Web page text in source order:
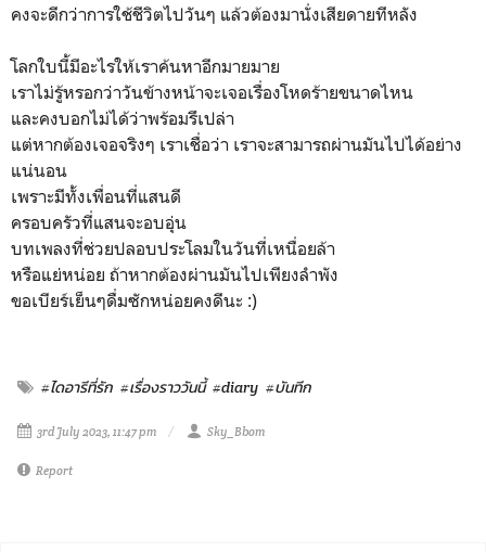
คงจะดีกว่าการใช้ชีวิตไปวันๆ แล้วต้องมานั่งเสียดายทีหลัง
โลกใบนี้มีอะไรให้เราค้นหาอีกมายมาย
เราไม่รู้หรอกว่าวันข้างหน้าจะเจอเรื่องโหดร้ายขนาดไหน
และคงบอกไม่ได้ว่าพร้อมรึเปล่า
แต่หากต้องเจอจริงๆ เราเชื่อว่า เราจะสามารถผ่านมันไปได้อย่าง
แน่นอน
เพราะมีทั้งเพื่อนที่แสนดี
ครอบครัวที่แสนจะอบอุ่น
บทเพลงที่ช่วยปลอบประโลมในวันที่เหนื่อยล้า
หรือแย่หน่อย ถ้าหากต้องผ่านมันไปเพียงลำพัง
ขอเบียร์เย็นๆดื่มซักหน่อยคงดีนะ :)
#ไดอารีที่รัก #เรื่องราววันนี้ #diary #บันทีก
3rd July 2023, 11:47 pm Sky_Bbom
Report